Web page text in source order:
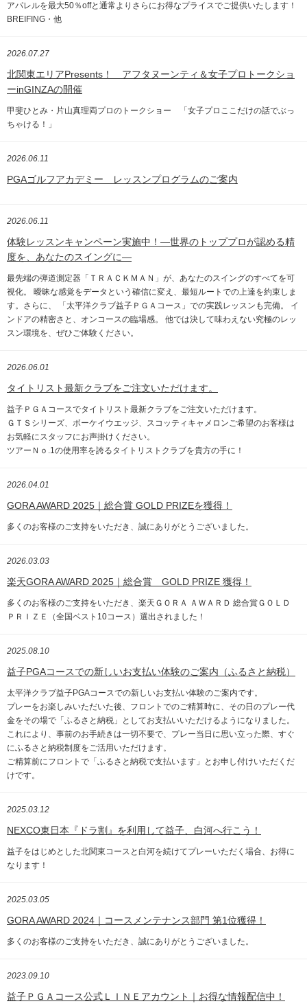
アパレルを最大50％offと通常よりさらにお得なプライスでご提供いたします！
BREIFING・他
北関東エリアPresents！ アフタヌーンティ＆女子プロトークショ
ーinGINZAの開催
2026.07.27
甲斐ひとみ・片山真理両プロのトークショー 「女子プロここだけの話でぶっ
ちゃける！」
PGAゴルフアカデミー レッスンプログラムのご案内
2026.06.11
体験レッスンキャンペーン実施中！—世界のトッププロが認める精
度を、あなたのスイングに—
2026.06.11
最先端の弾道測定器「ＴＲＡＣＫＭＡＮ」が、あなたのスイングのすべてを可
視化。 曖昧な感覚をデータという確信に変え、最短ルートでの上達を約束しま
す。さらに、 「太平洋クラブ益子ＰＧＡコース」での実践レッスンも完備。 イ
ンドアの精密さと、オンコースの臨場感。 他では決して味わえない究極のレッ
スン環境を、ぜひご体験ください。
タイトリスト最新クラブをご注文いただけます。
2026.06.01
益子ＰＧＡコースでタイトリスト最新クラブをご注文いただけます。
ＧＴＳシリーズ、ボーケイウエッジ、スコッティキャメロンご希望のお客様は
お気軽にスタッフにお声掛けください。
ツアーＮｏ.1の使用率を誇るタイトリストクラブを貴方の手に！
GORA AWARD 2025｜総合賞 GOLD PRIZEを獲得！
2026.04.01
多くのお客様のご支持をいただき、誠にありがとうございました。
楽天GORA AWARD 2025｜総合賞 GOLD PRIZE 獲得！
2026.03.03
多くのお客様のご支持をいただき、楽天ＧＯＲＡ ＡＷＡＲＤ 総合賞ＧＯＬＤ
ＰＲＩＺＥ（全国ベスト10コース）選出されました！
益子PGAコースでの新しいお支払い体験のご案内（ふるさと納税）
2025.08.10
太平洋クラブ益子PGAコースでの新しいお支払い体験のご案内です。
プレーをお楽しみいただいた後、フロントでのご精算時に、その日のプレー代
金をその場で「ふるさと納税」としてお支払いいただけるようになりました。
これにより、事前のお手続きは一切不要で、プレー当日に思い立った際、すぐ
にふるさと納税制度をご活用いただけます。
ご精算前にフロントで「ふるさと納税で支払います」とお申し付けいただくだ
けです。
NEXCO東日本『ドラ割』を利用して益子、白河へ行こう！
2025.03.12
益子をはじめとした北関東コースと白河を続けてプレーいただく場合、お得に
なります！
GORA AWARD 2024｜コースメンテナンス部門 第1位獲得！
2025.03.05
多くのお客様のご支持をいただき、誠にありがとうございました。
益子ＰＧＡコース公式ＬＩＮＥアカウント｜お得な情報配信中！
2023.09.10